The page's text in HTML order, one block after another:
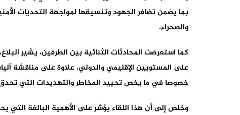
بما يضمن تضافر الجهود وتنسيقها لمواجهة التحديات
والصحراء.
كما استعرضت المحادثات الثنائية بين الطرفين، يشير
خصوصا في ما يخص تحييد المخاطر والتهديدات التي تحدق
وخلص إلى أن هذا اللقاء يؤشر على الأهمية البالغة التي